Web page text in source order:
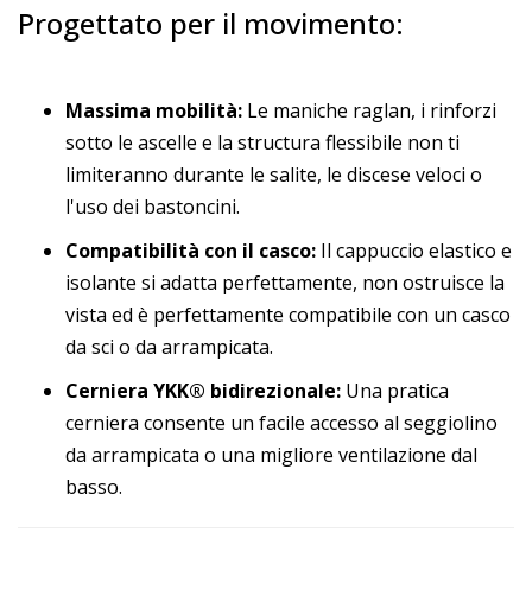
Progettato per il movimento:
Massima mobilità: Le maniche raglan, i rinforzi
sotto le ascelle e la structura flessibile non ti
limiteranno durante le salite, le discese veloci o
l'uso dei bastoncini.
Compatibilità con il casco: Il cappuccio elastico e
isolante si adatta perfettamente, non ostruisce la
vista ed è perfettamente compatibile con un casco
da sci o da arrampicata.
Cerniera YKK® bidirezionale: Una pratica
cerniera consente un facile accesso al seggiolino
da arrampicata o una migliore ventilazione dal
basso.